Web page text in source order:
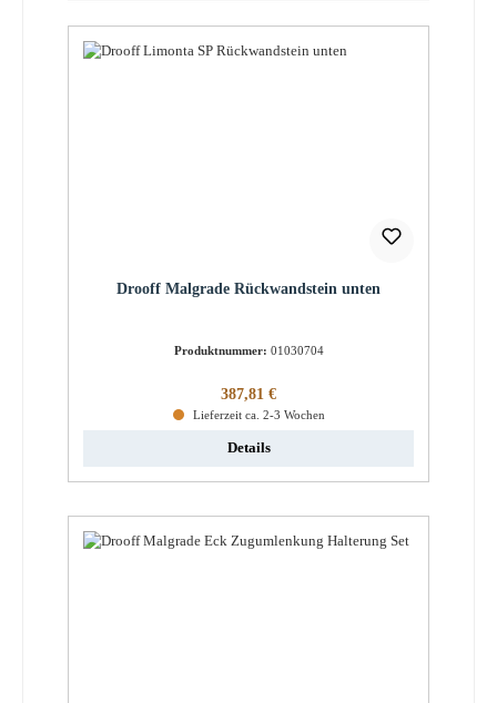
Drooff Malgrade Rückwandstein unten
Produktnummer: 01030704
Regulärer Preis:
387,81 €
Lieferzeit ca. 2-3 Wochen
Details